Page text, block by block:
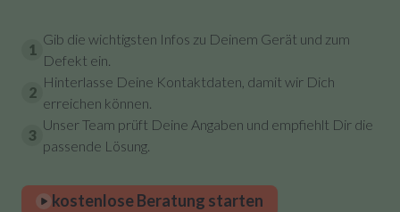
1
Gib die wichtigsten Infos zu Deinem Gerät und zum
Defekt ein.
2
Hinterlasse Deine Kontaktdaten, damit wir Dich
erreichen können.
3
Unser Team prüft Deine Angaben und empfiehlt Dir die
passende Lösung.
kostenlose Beratung starten